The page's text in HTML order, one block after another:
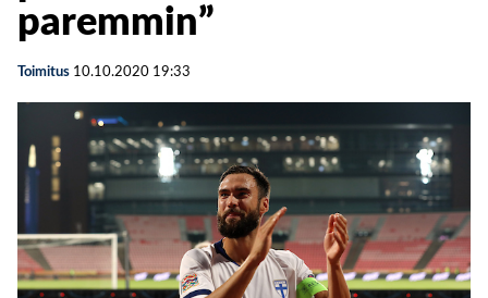
paremmin”
Toimitus 10.10.2020 19:33